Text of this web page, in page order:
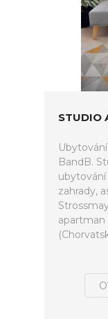
STUDIO
BandB.
zahrady,
apartman